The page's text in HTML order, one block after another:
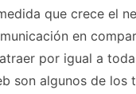
que crece el
en
por igual a
son algunos de los